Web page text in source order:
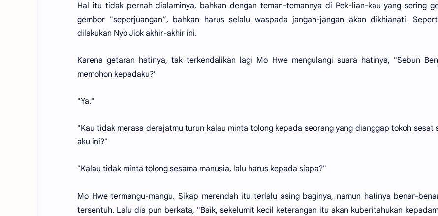
Hal itu tidak pernah dialaminya, bahkan dengan teman-temannya di Pek-lian-kau yang sering
gembor "seperjuangan”, bahkan harus selalu waspada jangan-jangan akan dikhianati.
dilakukan Nyo Jiok akhir-akhir ini.
Karena getaran hatinya, tak terkendalikan lagi Mo Hwe mengulangi suara hatinya, "Sebun
memohon kepadaku?"
"Ya."
"Kau tidak merasa derajatmu turun kalau minta tolong kepada seorang yang dianggap tokoh sesat
aku ini?"
"Kalau tidak minta tolong sesama manusia, lalu harus kepada siapa?"
Mo Hwe termangu-mangu. Sikap merendah itu terlalu asing baginya, namun hatinya benar-
tersentuh. Lalu dia pun berkata, "Baik, sekelumit kecil keterangan itu akan kuberitahukan